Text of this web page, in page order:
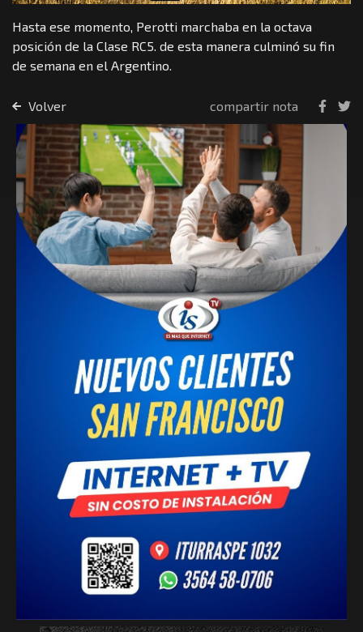
Hasta ese momento, Perotti marchaba en la octava
posición de la Clase RC5. de esta manera culminó su fin
de semana en el Argentino.
Volver compartir nota